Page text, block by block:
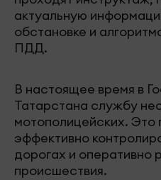
актуальную
обстановке и
ПДД.
В настоящее время в
Татарстана службу
мотополицейских. Это
эффективно
дорогах и оперативно
происшествия.